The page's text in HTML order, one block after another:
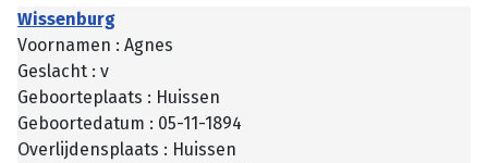
Wissenburg
Voornamen : Agnes
Geslacht : v
Geboorteplaats : Huissen
Geboortedatum : 05-11-1894
Overlijdensplaats : Huissen